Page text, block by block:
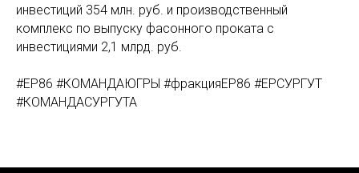
инвестиций 354 млн. руб. и производственный
комплекс по выпуску фасонного проката с
инвестициями 2,1 млрд. руб.
#ЕР86 #КОМАНДАЮГРЫ #фракцияЕР86 #ЕРСУРГУТ
#КОМАНДАСУРГУТА